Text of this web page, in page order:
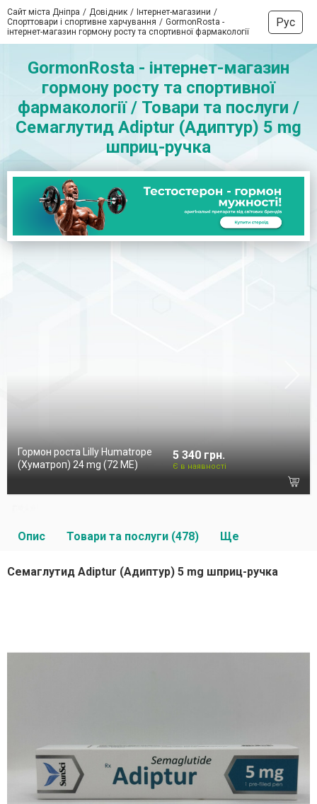
Сайт міста Дніпра Довідник
Інтернет-магазини
Спорттовари і спортивне харчування
GormonRosta -
інтернет-магазин гормону росту та спортивної фармакології
Рус
GormonRosta - інтернет-магазин
гормону росту та спортивної
фармакології / Товари та послуги /
Семаглутид Adiptur (Адиптур) 5 mg
шприц-ручка
Гормон роста Lilly Humatrope
(Хуматроп) 24 mg (72 МЕ)
5 340 грн.
Є в наявності
Опис Товари та послуги (478) Ще
Семаглутид Adiptur (Адиптур) 5 mg шприц-ручка